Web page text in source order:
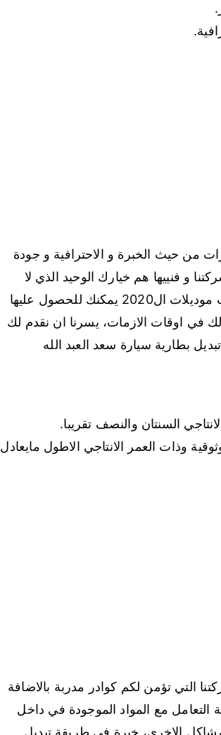
من حيث الخبرة و الاحترافية و جودة
و فنييها هم خيارك الوحيد الذي لا
تستطيع اختيار بديل عنه، بطاريات سائلة و بطاريات جافة، احدث موديلات ال2020 يمكنك للحصول عليها
في اوقات الازمات، يسرنا ان نقدم لك
بطارية سيارة سعد العبد الله
السنتان والنصف تقريبا.
وذات العمر الانتاجي الاطول مايعادل
التي تؤمن لكم كوادر مدربة بالاضافة
مع المواد الموجودة في داخل
الاخرى، خبرة في طريقة تبديل